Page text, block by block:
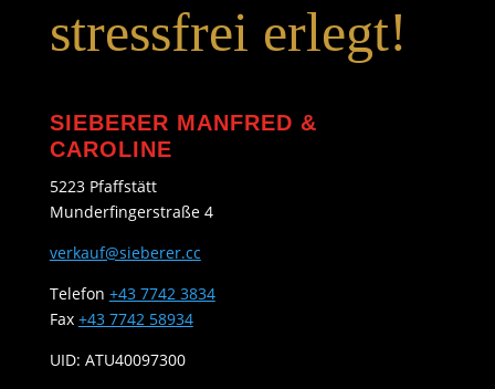
stressfrei erlegt!
SIEBERER MANFRED &
CAROLINE
5223 Pfaffstätt
Munderfingerstraße 4
verkauf@sieberer.cc
Telefon +43 7742 3834
Fax +43 7742 58934
UID: ATU40097300